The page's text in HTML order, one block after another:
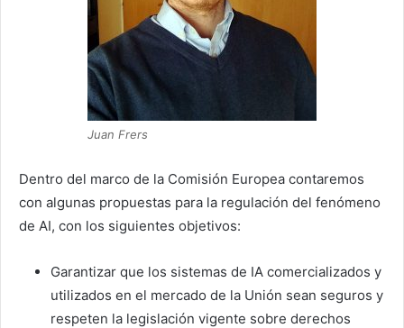
Juan Frers
Dentro del marco de la Comisión Europea contaremos
con algunas propuestas para la regulación del fenómeno
de AI, con los siguientes objetivos:
Garantizar que los sistemas de IA comercializados y
utilizados en el mercado de la Unión sean seguros y
respeten la legislación vigente sobre derechos